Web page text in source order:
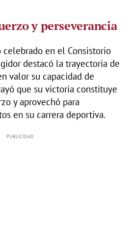
y perseverancia
en el Consistorio
destacó la trayectoria de
valor su capacidad de
que su victoria constituye
y aprovechó para
en su carrera deportiva.